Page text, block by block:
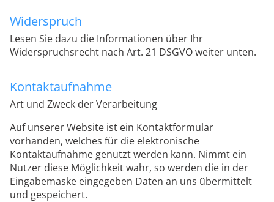
Widerspruch
Lesen Sie dazu die Informationen über Ihr
Widerspruchsrecht nach Art. 21 DSGVO weiter unten.
Kontaktaufnahme
Art und Zweck der Verarbeitung
Auf unserer Website ist ein Kontaktformular
vorhanden, welches für die elektronische
Kontaktaufnahme genutzt werden kann. Nimmt ein
Nutzer diese Möglichkeit wahr, so werden die in der
Eingabemaske eingegeben Daten an uns übermittelt
und gespeichert.